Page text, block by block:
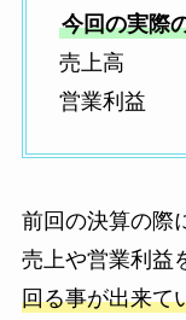
今回の実際
売上高
営業利益
前回の決算の際
売上や営業利益
回る事が出来て